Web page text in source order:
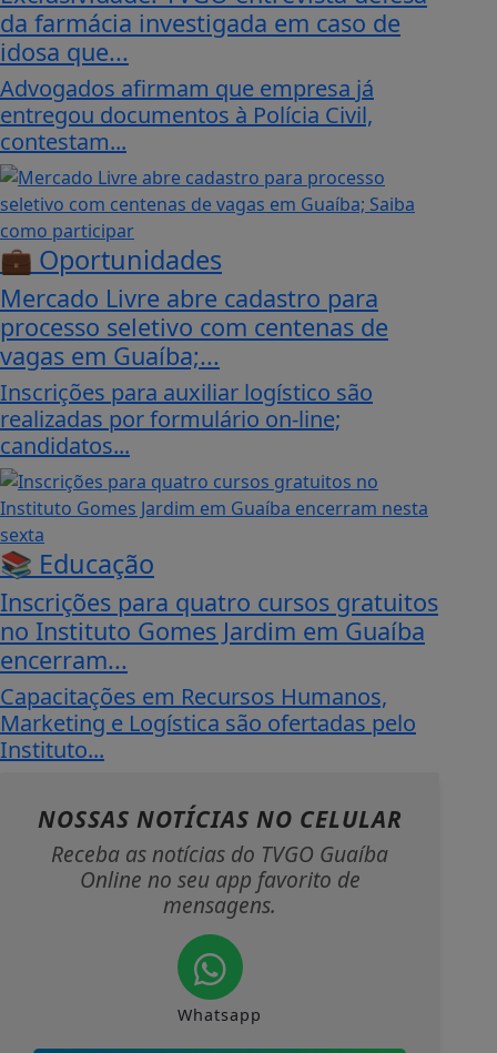
da farmácia investigada em caso de
idosa que...
Advogados afirmam que empresa já
entregou documentos à Polícia Civil,
contestam...
💼 Oportunidades
Mercado Livre abre cadastro para
processo seletivo com centenas de
vagas em Guaíba;...
Inscrições para auxiliar logístico são
realizadas por formulário on-line;
candidatos...
📚 Educação
Inscrições para quatro cursos gratuitos
no Instituto Gomes Jardim em Guaíba
encerram...
Capacitações em Recursos Humanos,
Marketing e Logística são ofertadas pelo
Instituto...
NOSSAS NOTÍCIAS NO CELULAR
Receba as notícias do TVGO Guaíba
Online no seu app favorito de
mensagens.
Whatsapp